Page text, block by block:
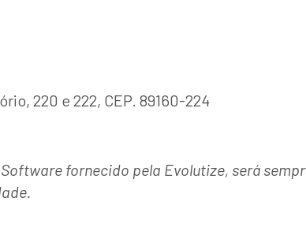
220 e 222, CEP. 89160-224
fornecido pela Evolutize, será